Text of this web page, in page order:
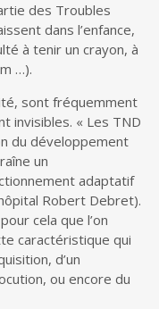
des Troubles
dans l’enfance,
à tenir un crayon, à
…).
sont fréquemment
invisibles. « Les TND
du développement
un
adaptatif
Robert Debret).
cela que l’on
caractéristique qui
d’un
ou encore du